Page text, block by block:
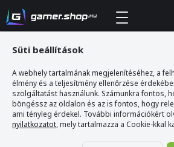
Gamer webshop >Endorfy Thock Mini
Billentyűzet - Magyar kiosztás!
Süti beállítások
A webhely tartalmának megjelenítéséhez, a
élmény és a teljesítmény ellenőrzése
szolgáltatást használunk. Számunkra fontos,
böngéssz az oldalon és az is fontos, hogy
ami tényleg érdekel. További információkért
nyilatkozatot, mely tartalmazza a Cookie-kkal